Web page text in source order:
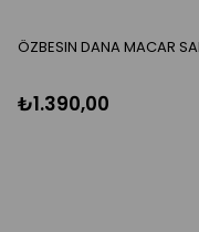
₺1.390,00